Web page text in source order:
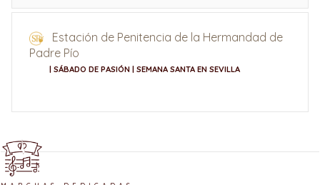
Estación de Penitencia de la Hermandad de
Padre Pío
| SÁBADO DE PASIÓN | SEMANA SANTA EN SEVILLA